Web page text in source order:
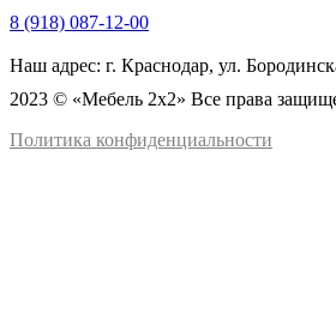
8 (918) 087-12-00
Наш адрес: г. Краснодар, ул.
2023 © «Мебель 2x2» Все права
Политика конфиденциальности